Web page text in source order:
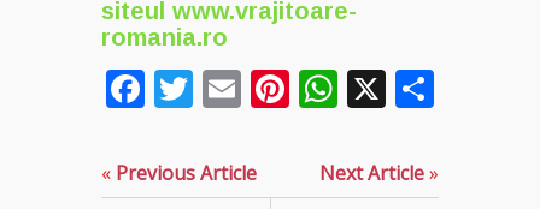
siteul www.vrajitoare-
romania.ro
Facebook
Twitter
EmailPinterest
WhatsApp
X
« Previous Article Next Article»